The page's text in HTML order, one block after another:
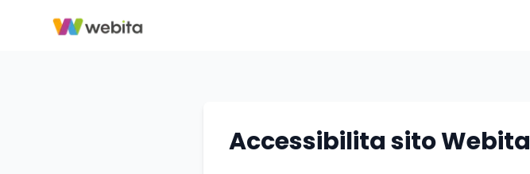
Accessibilita sito Webita